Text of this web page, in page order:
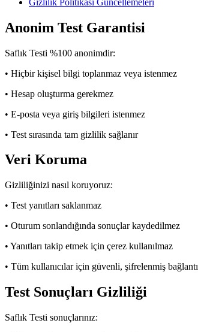
Anonim Test Garantisi
Saflık Testi %100 anonimdir:
• Hiçbir kişisel bilgi toplanmaz veya istenmez
• Hesap oluşturma gerekmez
• E-posta veya giriş bilgileri istenmez
• Test sırasında tam gizlilik sağlanır
Veri Koruma
Gizliliğinizi nasıl koruyoruz:
• Test yanıtları saklanmaz
• Oturum sonlandığında sonuçlar kaydedilmez
• Yanıtları takip etmek için çerez kullanılmaz
• Tüm kullanıcılar için güvenli, şifrelenmiş bağlantı
Test Sonuçları Gizliliği
Saflık Testi sonuçlarınız: